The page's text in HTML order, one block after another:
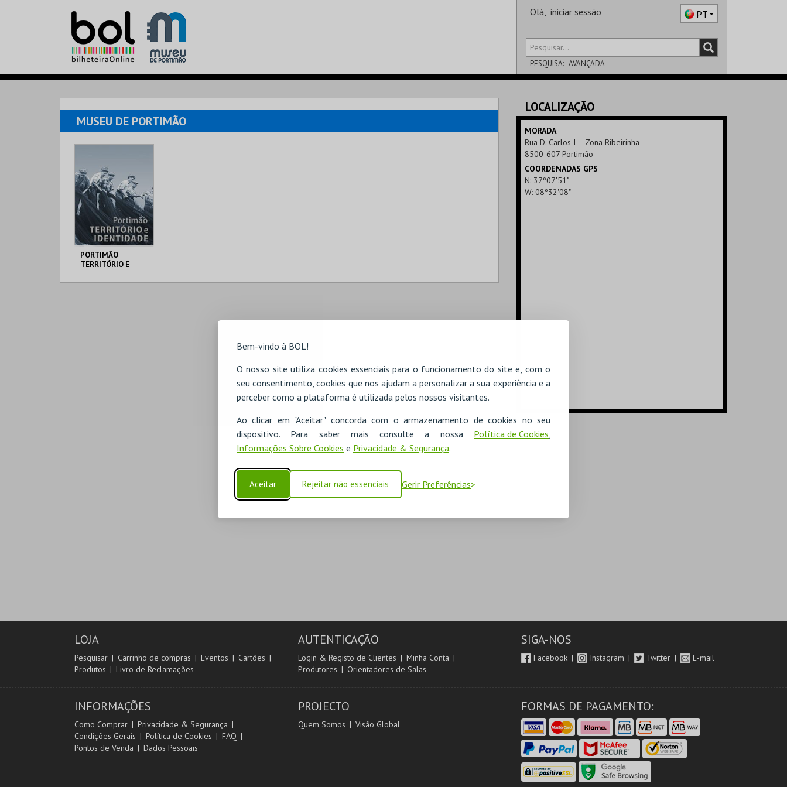
Bem-vindo à BOL!
O nosso site utiliza cookies essenciais para o funcionamento do site e, com o
seu consentimento, cookies que nos ajudam a personalizar a sua experiência e a
perceber como a plataforma é utilizada pelos nossos visitantes.
Ao clicar em "Aceitar" concorda com o armazenamento de cookies no seu
dispositivo. Para saber mais consulte a nossa Política de Cookies
Informações Sobre Cookies e Privacidade & Segurança.
Aceitar Rejeitar não essenciais Gerir Preferências
Olá, iniciar sessão PT
PESQUISA: AVANÇADA
SALA
MUSEU DE PORTIMÃO
PORTIMÃO
TERRITÓRIO E
LOCALIZAÇÃO
MORADA
Rua D. Carlos I – Zona Ribeirinha
8500-607 Portimão
COORDENADAS GPS
N: 37º07'51"
W: 08º32'08"
LOJA
Pesquisar Carrinho de compras Eventos
Cartões
Produtos
Livro de Reclamações
AUTENTICAÇÃO
Login & Registo de Clientes
Minha Conta
Produtores
Orientadores de Salas
SIGA-NOS
Facebook Instagram Twitter E-mail
INFORMAÇÕES
Como Comprar
Privacidade & Segurança
Condições Gerais
Política de Cookies
FAQ
Pontos de Venda
Dados Pessoais
PROJECTO
Quem Somos Visão Global
FORMAS DE PAGAMENTO: